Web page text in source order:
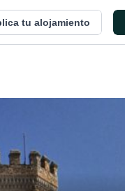
tu alojamiento